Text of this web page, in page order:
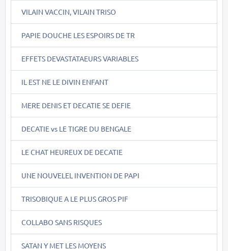
VILAIN VACCIN, VILAIN TRISO
PAPIE DOUCHE LES ESPOIRS DE TR
EFFETS DEVASTATAEURS VARIABLES
IL EST NE LE DIVIN ENFANT
MERE DENIS ET DECATIE SE DEFIE
DECATIE vs LE TIGRE DU BENGALE
LE CHAT HEUREUX DE DECATIE
UNE NOUVELEL INVENTION DE PAPI
TRISOBIQUE A LE PLUS GROS PIF
COLLABO SANS RISQUES
SATAN Y MET LES MOYENS